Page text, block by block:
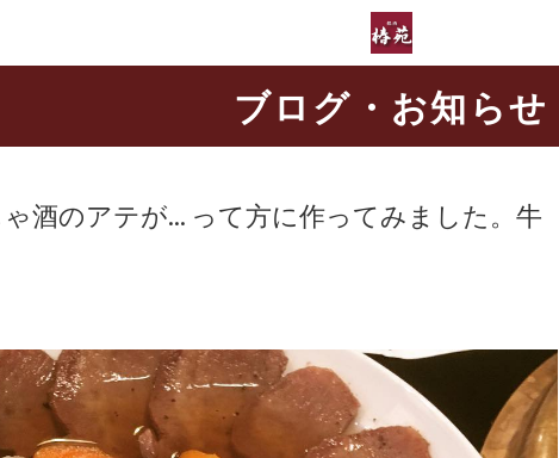
ブログ・お知らせ
酒のアテが... って方に作ってみました。牛